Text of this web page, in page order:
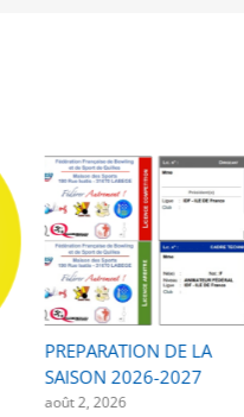
PREPARATION DE LA
SAISON 2026-2027
août 2, 2026